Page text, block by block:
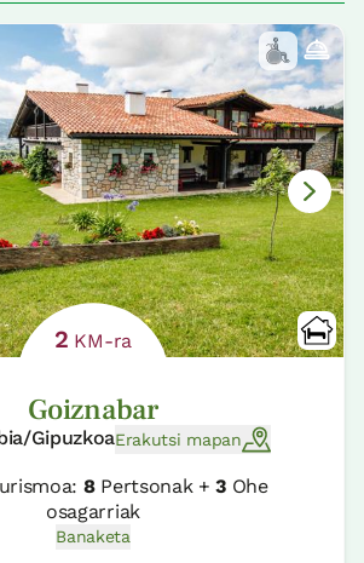
2 KM-ra
Goiznabar
GipuzkoaErakutsi mapan
8Pertsonak +3 Ohe
osagarriak
Banaketa